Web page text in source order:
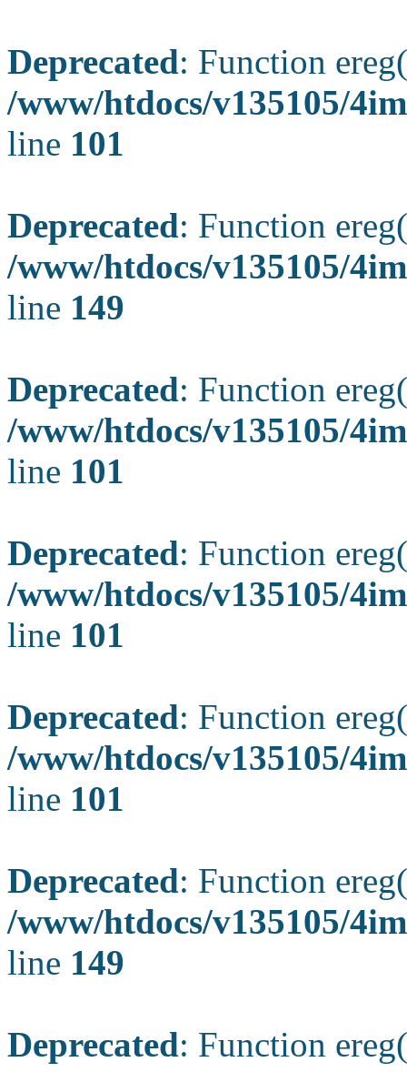
Deprecated: Function
/www/htdocs/v135105/
line 101
Deprecated: Function
/www/htdocs/v135105/
line 149
Deprecated: Function
/www/htdocs/v135105/
line 101
Deprecated: Function
/www/htdocs/v135105/
line 101
Deprecated: Function
/www/htdocs/v135105/
line 101
Deprecated: Function
/www/htdocs/v135105/
line 149
Deprecated: Function